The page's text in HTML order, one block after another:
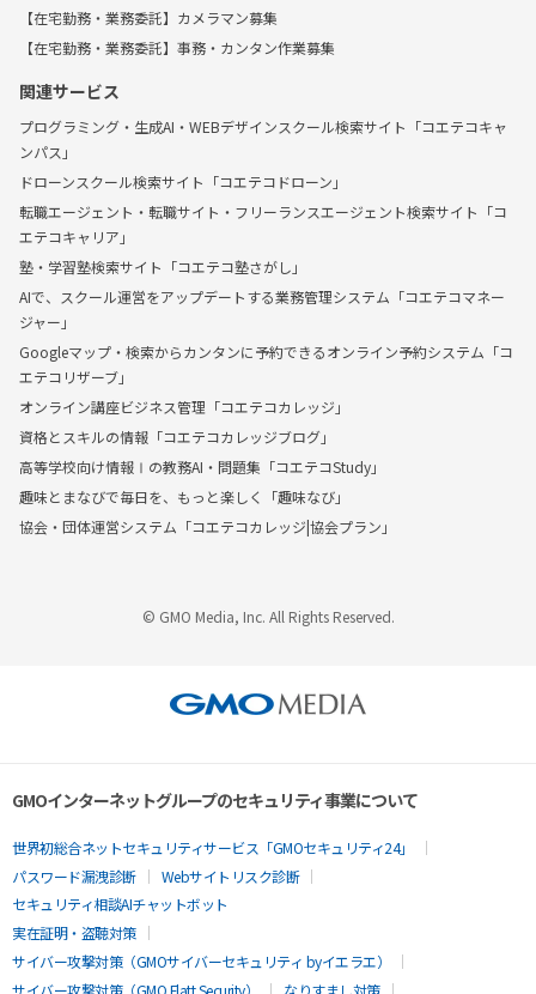
【在宅勤務・業務委託】カメラマン募集
【在宅勤務・業務委託】事務・カンタン作業募集
関連サービス
プログラミング・生成AI・WEBデザインスクール検索サイト「コエテコキャ
ンパス」
ドローンスクール検索サイト「コエテコドローン」
転職エージェント・転職サイト・フリーランスエージェント検索サイト「コ
エテコキャリア」
塾・学習塾検索サイト「コエテコ塾さがし」
AIで、スクール運営をアップデートする業務管理システム「コエテコマネー
ジャー」
Googleマップ・検索からカンタンに予約できるオンライン予約システム「コ
エテコリザーブ」
オンライン講座ビジネス管理「コエテコカレッジ」
資格とスキルの情報「コエテコカレッジブログ」
高等学校向け情報Ⅰの教務AI・問題集「コエテコStudy」
趣味とまなびで毎日を、もっと楽しく「趣味なび」
協会・団体運営システム「コエテコカレッジ|協会プラン」
© GMO Media, Inc. All Rights Reserved.
GMOインターネットグループのセキュリティ事業について
世界初総合ネットセキュリティサービス「GMOセキュリティ24」
パスワード漏洩診断
Webサイトリスク診断
セキュリティ相談AIチャットボット
実在証明・盗聴対策
サイバー攻撃対策（GMOサイバーセキュリティ byイエラエ）
サイバー攻撃対策（GMO Flatt Security）
なりすまし対策